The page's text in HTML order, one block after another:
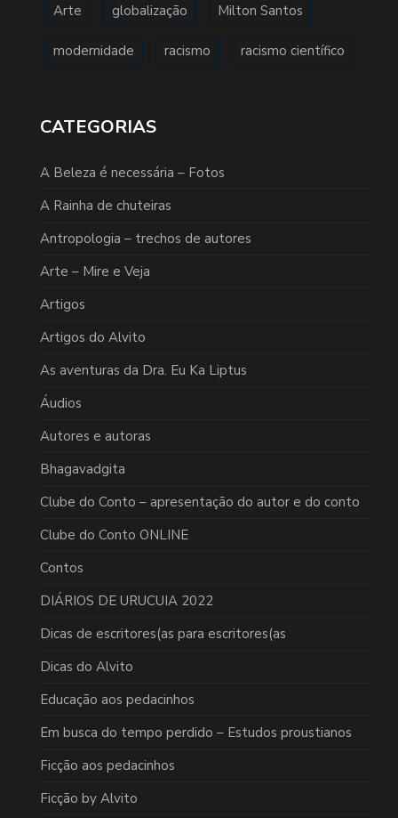
Arte globalização Milton Santos
modernidade racismo racismo científico
CATEGORIAS
A Beleza é necessária – Fotos
A Rainha de chuteiras
Antropologia – trechos de autores
Arte – Mire e Veja
Artigos
Artigos do Alvito
As aventuras da Dra. Eu Ka Liptus
Áudios
Autores e autoras
Bhagavadgita
Clube do Conto – apresentação do autor e do conto
Clube do Conto ONLINE
Contos
DIÁRIOS DE URUCUIA 2022
Dicas de escritores(as para escritores(as
Dicas do Alvito
Educação aos pedacinhos
Em busca do tempo perdido – Estudos proustianos
Ficção aos pedacinhos
Ficção by Alvito